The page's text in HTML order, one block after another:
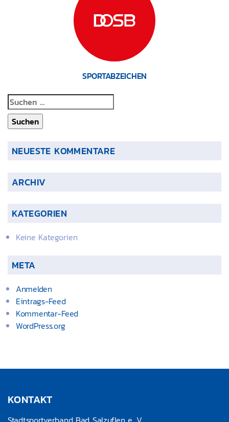
SPORTABZEICHEN
Suchen
nach:
NEUESTE KOMMENTARE
ARCHIV
KATEGORIEN
Keine Kategorien
META
Anmelden
Eintrags-Feed
Kommentar-Feed
WordPress.org
KONTAKT